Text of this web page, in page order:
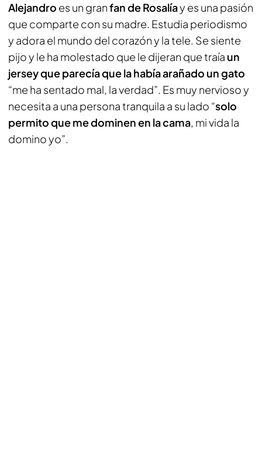
Alejandro es un granfan de Rosalíay es una pasión
que comparte con su madre. Estudia periodismo
y adora el mundo del corazón y la tele. Se siente
pijo y le ha molestado que le dijeran que traía un
jersey que parecía que la había arañado un gato
“me ha sentado mal, la verdad”. Es muy nervioso y
necesita a una persona tranquila a su lado “solo
permito que me dominen en la cama, mi vida la
domino yo”.